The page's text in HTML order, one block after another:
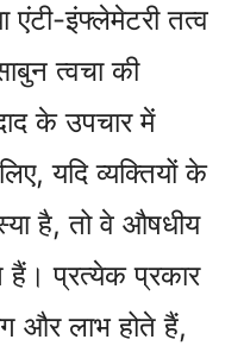
एंटी-इंफ्लेमेटरी तत्व
त्वचा की
के उपचार में
यदि व्यक्तियों के
है, तो वे औषधीय
प्रत्येक प्रकार
और लाभ होते हैं,